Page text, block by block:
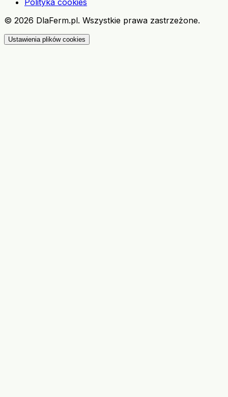
Polityka cookies
© 2026 DlaFerm.pl. Wszystkie prawa zastrzeżone.
Ustawienia plików cookies